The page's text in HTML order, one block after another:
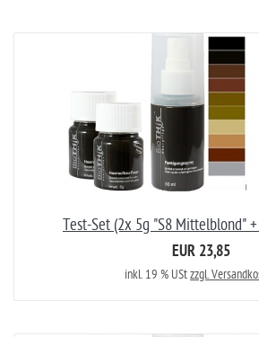
Test-Set (2x 5g "S8 Mittelblond"
EUR 23,85
inkl. 19 % UStzzgl.